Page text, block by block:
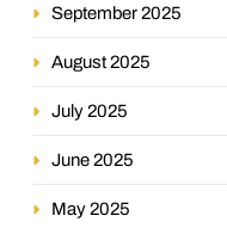
September 2025
August 2025
July 2025
June 2025
May 2025